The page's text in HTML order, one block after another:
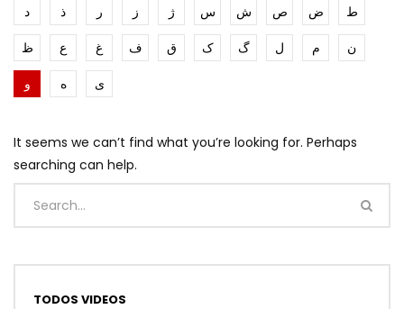
د
ذ ر ز ژ س ش ص ض
ط
ظ
ع غ ف ق ک گ ل م
ن
و
ه ی
It seems we can’t find what you’re looking for. Perhaps
searching can help.
TODOS VIDEOS